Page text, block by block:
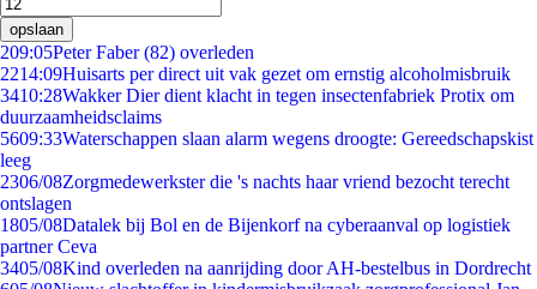
opslaan
209:05Peter Faber (82) overleden
2214:09Huisarts per direct uit vak gezet om ernstig alcoholmisbruik
3410:28Wakker Dier dient klacht in tegen insectenfabriek Protix om
duurzaamheidsclaims
5609:33Waterschappen slaan alarm wegens droogte: Gereedschapskist
leeg
2306/08Zorgmedewerkster die 's nachts haar vriend bezocht terecht
ontslagen
1805/08Datalek bij Bol en de Bijenkorf na cyberaanval op logistiek
partner Ceva
3405/08Kind overleden na aanrijding door AH-bestelbus in Dordrecht